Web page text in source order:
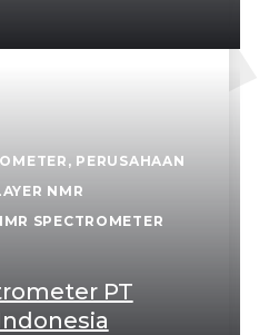
, PERUSAHAAN
NMR
SPECTROMETER
PT